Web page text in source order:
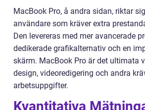
MacBook Pro, å andra sidan, riktar
användare som kräver extra
Den levereras med mer avancerade
dedikerade grafikalternativ och en
skärm. MacBook Pro är det ultimata
design, videoredigering och andra
arbetsuppgifter.
Kvantitativa